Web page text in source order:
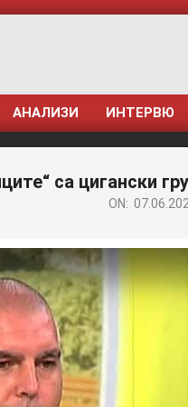
АНАЛИЗИ ИНТЕРВЮ
са цигански
ON: